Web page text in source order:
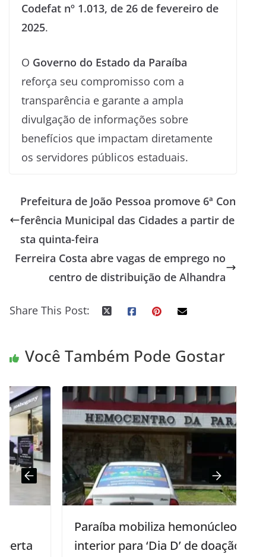
Codefat nº 1.013, de 26 de fevereiro de
2025.
O Governo do Estado da Paraíba
reforça seu compromisso com a
transparência e garante a ampla
divulgação de informações sobre
benefícios que impactam diretamente
os servidores públicos estaduais.
Prefeitura de João Pessoa promove 6ª Con
ferência Municipal das Cidades a partir de
sta quinta-feira
Ferreira Costa abre vagas de emprego no
centro de distribuição de Alhandra
Share This Post:
Você Também Pode Gostar
Paraíba mobiliza hemonúcleos do
interior para ‘Dia D’ de doação de